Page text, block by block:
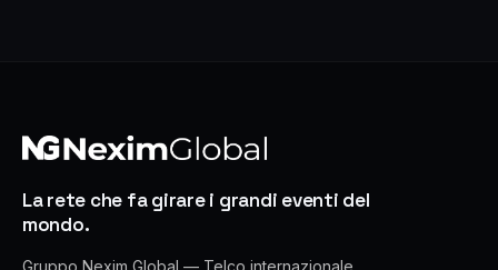
La rete che fa girare i grandi eventi del
mondo.
Gruppo Nexim Global — Telco internazionale,